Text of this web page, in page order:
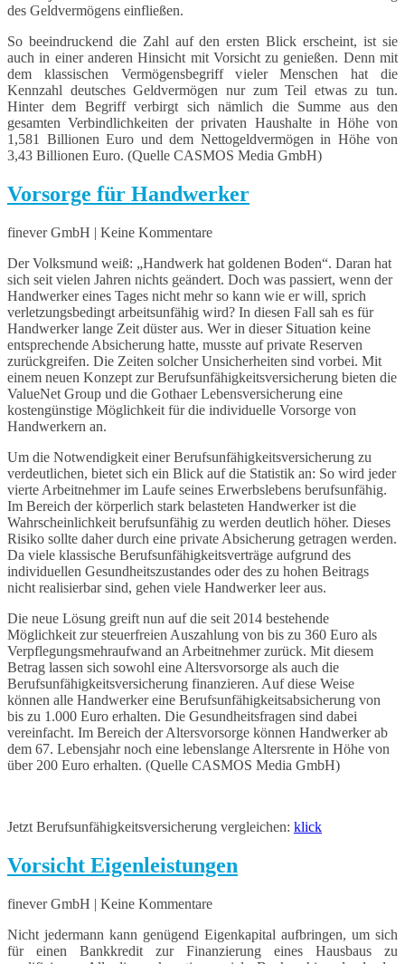
des Geldvermögens einfließen.
So beeindruckend die Zahl auf den ersten Blick erscheint, ist sie
auch in einer anderen Hinsicht mit Vorsicht zu genießen. Denn mit
dem klassischen Vermögensbegriff vieler Menschen hat die
Kennzahl deutsches Geldvermögen nur zum Teil etwas zu tun.
Hinter dem Begriff verbirgt sich nämlich die Summe aus den
gesamten Verbindlichkeiten der privaten Haushalte in Höhe von
1,581 Billionen Euro und dem Nettogeldvermögen in Höhe von
3,43 Billionen Euro. (Quelle CASMOS Media GmbH)
Vorsorge für Handwerker
finever GmbH | Keine Kommentare
Der Volksmund weiß: „Handwerk hat goldenen Boden“. Daran hat
sich seit vielen Jahren nichts geändert. Doch was passiert, wenn der
Handwerker eines Tages nicht mehr so kann wie er will, sprich
verletzungsbedingt arbeitsunfähig wird? In diesen Fall sah es für
Handwerker lange Zeit düster aus. Wer in dieser Situation keine
entsprechende Absicherung hatte, musste auf private Reserven
zurückgreifen. Die Zeiten solcher Unsicherheiten sind vorbei. Mit
einem neuen Konzept zur Berufsunfähigkeitsversicherung bieten die
ValueNet Group und die Gothaer Lebensversicherung eine
kostengünstige Möglichkeit für die individuelle Vorsorge von
Handwerkern an.
Um die Notwendigkeit einer Berufsunfähigkeitsversicherung zu
verdeutlichen, bietet sich ein Blick auf die Statistik an: So wird jeder
vierte Arbeitnehmer im Laufe seines Erwerbslebens berufsunfähig.
Im Bereich der körperlich stark belasteten Handwerker ist die
Wahrscheinlichkeit berufsunfähig zu werden deutlich höher. Dieses
Risiko sollte daher durch eine private Absicherung getragen werden.
Da viele klassische Berufsunfähigkeitsverträge aufgrund des
individuellen Gesundheitszustandes oder des zu hohen Beitrags
nicht realisierbar sind, gehen viele Handwerker leer aus.
Die neue Lösung greift nun auf die seit 2014 bestehende
Möglichkeit zur steuerfreien Auszahlung von bis zu 360 Euro als
Verpflegungsmehraufwand an Arbeitnehmer zurück. Mit diesem
Betrag lassen sich sowohl eine Altersvorsorge als auch die
Berufsunfähigkeitsversicherung finanzieren. Auf diese Weise
können alle Handwerker eine Berufsunfähigkeitsabsicherung von
bis zu 1.000 Euro erhalten. Die Gesundheitsfragen sind dabei
vereinfacht. Im Bereich der Altersvorsorge können Handwerker ab
dem 67. Lebensjahr noch eine lebenslange Altersrente in Höhe von
über 200 Euro erhalten. (Quelle CASMOS Media GmbH)
Jetzt Berufsunfähigkeitsversicherung vergleichen: klick
Vorsicht Eigenleistungen
finever GmbH | Keine Kommentare
Nicht jedermann kann genügend Eigenkapital aufbringen, um sich
für einen Bankkredit zur Finanzierung eines Hausbaus zu